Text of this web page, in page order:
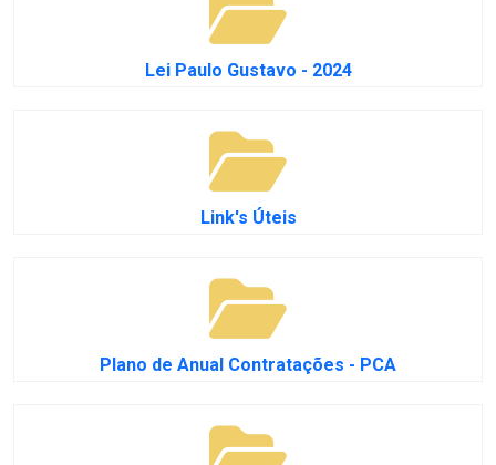
Lei Paulo Gustavo - 2024
Link's Úteis
Plano de Anual Contratações - PCA